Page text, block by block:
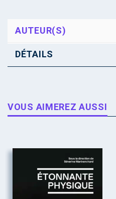
AUTEUR(S)
DÉTAILS
VOUS AIMEREZ AUSSI